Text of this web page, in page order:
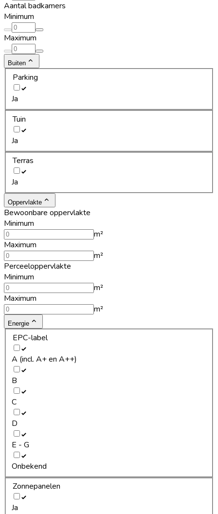
Aantal badkamers
Minimum
Maximum
Buiten
Parking
Ja
Tuin
Ja
Terras
Ja
Oppervlakte
Bewoonbare oppervlakte
Minimum
m²
Maximum
m²
Perceeloppervlakte
Minimum
m²
Maximum
m²
Energie
EPC-label
A (incl. A+ en A++)
B
C
D
E - G
Onbekend
Zonnepanelen
Ja